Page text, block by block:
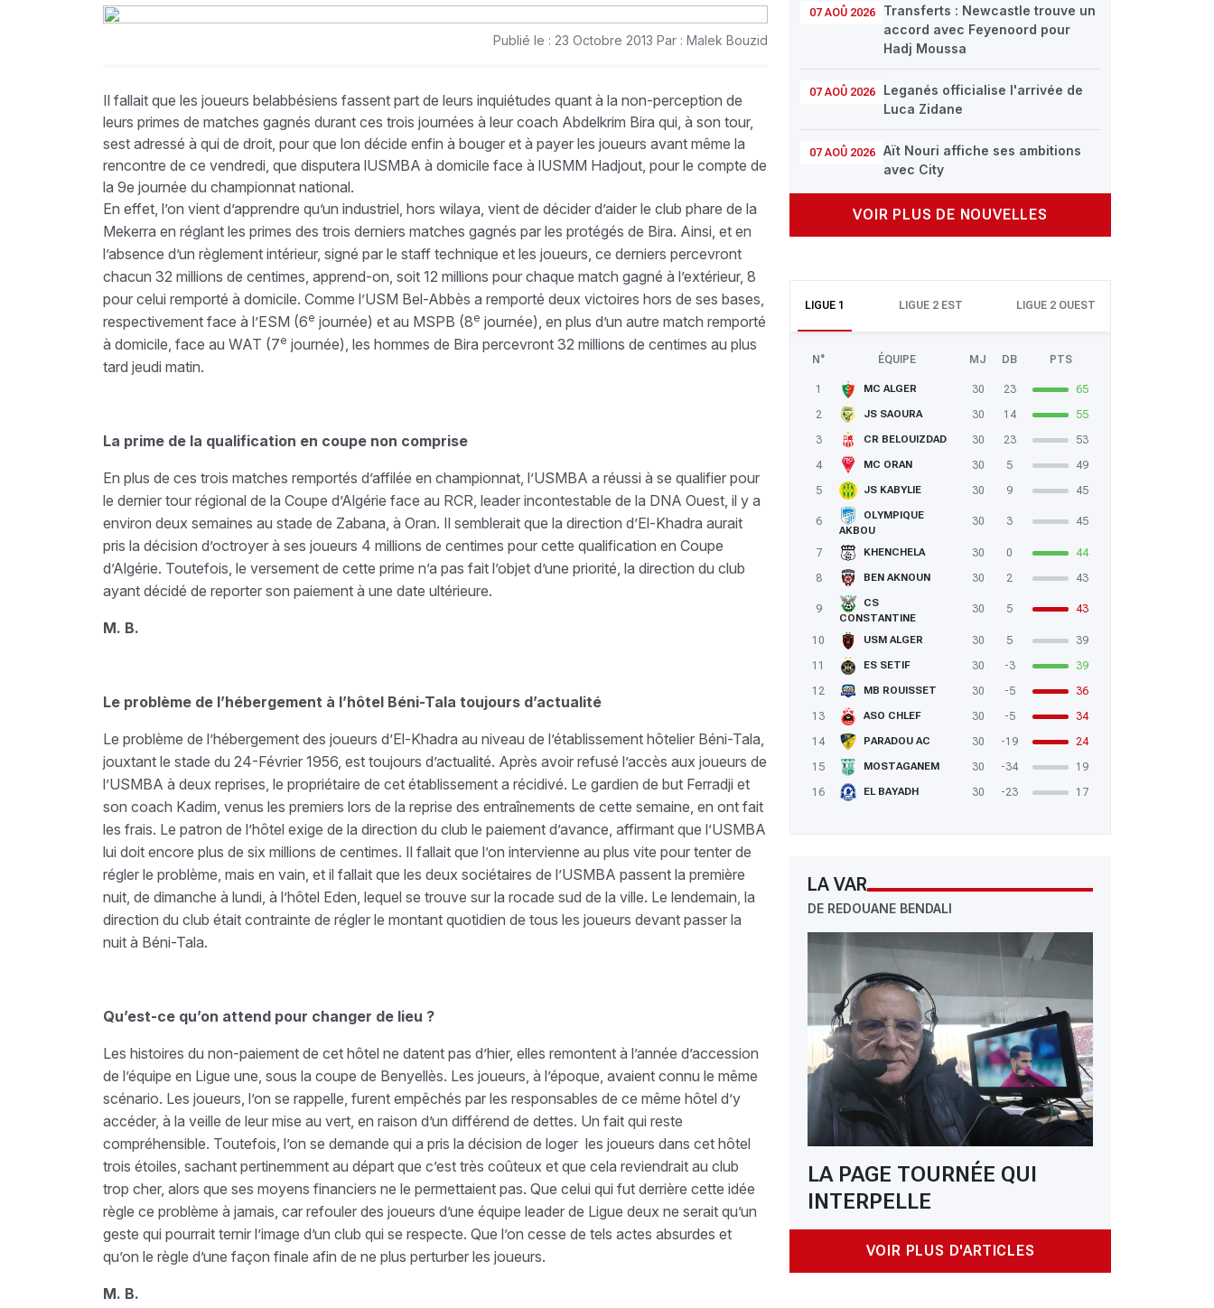
07 AOÛ 2026
Transferts : Newcastle trouve un
accord avec Feyenoord pour
Hadj Moussa
07 AOÛ 2026
Leganés officialise l'arrivée de
Luca Zidane
07 AOÛ 2026
Aït Nouri affiche ses ambitions
avec City
VOIR PLUS DE NOUVELLES
LIGUE 1 LIGUE 2 EST LIGUE 2 OUEST
N° ÉQUIPE MJ DB PTS
1 MC ALGER 30 23
65
2
JS SAOURA 30 14
55
3
CR BELOUIZDAD 30 23
53
4
MC ORAN 30 5
49
5
JS KABYLIE 30 9 45
6
OLYMPIQUE
AKBOU
30 3 45
7 KHENCHELA 30 0
44
8
BEN AKNOUN 30 2 43
9
CS
CONSTANTINE
30 5 43
10 USM ALGER 30 5
39
11
ES SETIF 30 -3
39
12
MB ROUISSET 30 -5
36
13
ASO CHLEF 30 -5
34
14
PARADOU AC 30 -19
24
15
MOSTAGANEM 30 -34
19
16
EL BAYADH 30 -23 17
LA VAR
DE REDOUANE BENDALI
LA PAGE TOURNÉE QUI
INTERPELLE
VOIR PLUS D'ARTICLES
Publié le : 23 Octobre 2013 Par : Malek Bouzid
Il fallait que les joueurs belabbésiens fassent part de leurs inquiétudes quant à la non-perception de
leurs primes de matches gagnés durant ces trois journées à leur coach Abdelkrim Bira qui, à son tour,
sest adressé à qui de droit, pour que lon décide enfin à bouger et à payer les joueurs avant même la
rencontre de ce vendredi, que disputera lUSMBA à domicile face à lUSMM Hadjout, pour le compte de
la 9e journée du championnat national.
En effet, l’on vient d’apprendre qu’un industriel, hors wilaya, vient de décider d’aider le club phare de la
Mekerra en réglant les primes des trois derniers matches gagnés par les protégés de Bira. Ainsi, et en
l’absence d’un règlement intérieur, signé par le staff technique et les joueurs, ce derniers percevront
chacun 32 millions de centimes, apprend-on, soit 12 millions pour chaque match gagné à l’extérieur, 8
pour celui remporté à domicile. Comme l’USM Bel-Abbès a remporté deux victoires hors de ses bases,
respectivement face à l’ESM (6e journée) et au MSPB (8e journée), en plus d’un autre match remporté
à domicile, face au WAT (7e journée), les hommes de Bira percevront 32 millions de centimes au plus
tard jeudi matin.
La prime de la qualification en coupe non comprise
En plus de ces trois matches remportés d’affilée en championnat, l’USMBA a réussi à se qualifier pour
le dernier tour régional de la Coupe d’Algérie face au RCR, leader incontestable de la DNA Ouest, il y a
environ deux semaines au stade de Zabana, à Oran. Il semblerait que la direction d’El-Khadra aurait
pris la décision d’octroyer à ses joueurs 4 millions de centimes pour cette qualification en Coupe
d’Algérie. Toutefois, le versement de cette prime n’a pas fait l’objet d’une priorité, la direction du club
ayant décidé de reporter son paiement à une date ultérieure.
M. B.
Le problème de l’hébergement à l’hôtel Béni-Tala toujours d’actualité
Le problème de l’hébergement des joueurs d’El-Khadra au niveau de l’établissement hôtelier Béni-Tala,
jouxtant le stade du 24-Février 1956, est toujours d’actualité. Après avoir refusé l’accès aux joueurs de
l’USMBA à deux reprises, le propriétaire de cet établissement a récidivé. Le gardien de but Ferradji et
son coach Kadim, venus les premiers lors de la reprise des entraînements de cette semaine, en ont fait
les frais. Le patron de l’hôtel exige de la direction du club le paiement d’avance, affirmant que l’USMBA
lui doit encore plus de six millions de centimes. Il fallait que l’on intervienne au plus vite pour tenter de
régler le problème, mais en vain, et il fallait que les deux sociétaires de l’USMBA passent la première
nuit, de dimanche à lundi, à l’hôtel Eden, lequel se trouve sur la rocade sud de la ville. Le lendemain, la
direction du club était contrainte de régler le montant quotidien de tous les joueurs devant passer la
nuit à Béni-Tala.
Qu’est-ce qu’on attend pour changer de lieu ?
Les histoires du non-paiement de cet hôtel ne datent pas d’hier, elles remontent à l’année d’accession
de l’équipe en Ligue une, sous la coupe de Benyellès. Les joueurs, à l’époque, avaient connu le même
scénario. Les joueurs, l’on se rappelle, furent empêchés par les responsables de ce même hôtel d’y
accéder, à la veille de leur mise au vert, en raison d’un différend de dettes. Un fait qui reste
compréhensible. Toutefois, l’on se demande qui a pris la décision de loger les joueurs dans cet hôtel
trois étoiles, sachant pertinemment au départ que c’est très coûteux et que cela reviendrait au club
trop cher, alors que ses moyens financiers ne le permettaient pas. Que celui qui fut derrière cette idée
règle ce problème à jamais, car refouler des joueurs d’une équipe leader de Ligue deux ne serait qu’un
geste qui pourrait ternir l’image d’un club qui se respecte. Que l’on cesse de tels actes absurdes et
qu’on le règle d’une façon finale afin de ne plus perturber les joueurs.
M. B.